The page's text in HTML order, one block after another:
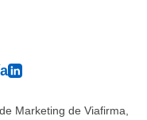
Marketing de Viafirma,